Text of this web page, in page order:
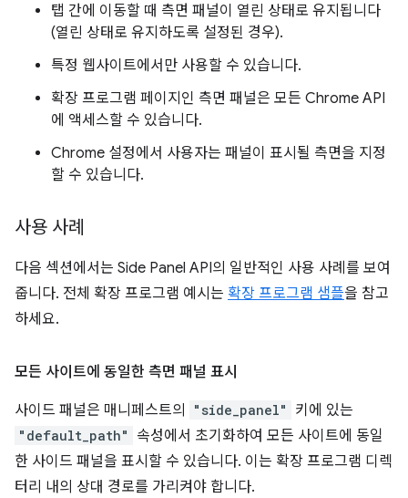
탭 간에 이동할 때 측면 패널이 열린 상태로 유지됩니다
(열린 상태로 유지하도록 설정된 경우).
특정 웹사이트에서만 사용할 수 있습니다.
확장 프로그램 페이지인 측면 패널은 모든 Chrome API
에 액세스할 수 있습니다.
Chrome 설정에서 사용자는 패널이 표시될 측면을 지정
할 수 있습니다.
사용 사례
다음 섹션에서는 Side Panel API의 일반적인 사용 사례를 보여
줍니다. 전체 확장 프로그램 예시는 확장 프로그램 샘플을 참고
하세요.
모든 사이트에 동일한 측면 패널 표시
사이드 패널은 매니페스트의 "side_panel" 키에 있는
"default_path"
속성에서 초기화하여 모든 사이트에 동일
한 사이드 패널을 표시할 수 있습니다. 이는 확장 프로그램 디렉
터리 내의 상대 경로를 가리켜야 합니다.